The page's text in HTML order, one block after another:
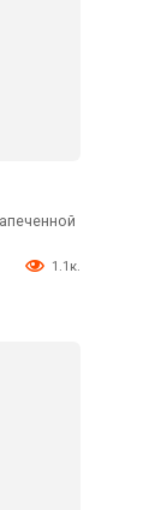
1.1к.